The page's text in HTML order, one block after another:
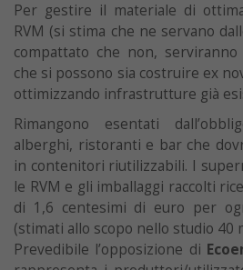
Per gestire il materiale di
RVM (si stima che ne servano
compattato che non,
che si possono sia costruire ex
ottimizzando infrastrutture già
Rimangono esentati
alberghi, ristoranti e bar che
in contenitori riutilizzabili. I
le RVM e gli imballaggi raccolti
di 1,6 centesimi di euro per
(stimati allo scopo nello studio 40
Prevedibile l’opposizione di